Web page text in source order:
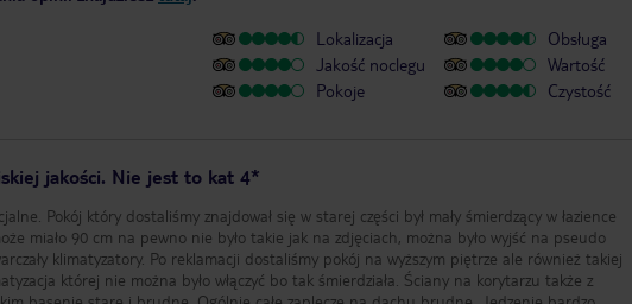
Lokalizacja
Jakość noclegu
Pokoje
Obsługa
Wartość
Czystość
jakości. Nie jest to kat 4*
Pokój który dostaliśmy znajdował się w starej części był mały śmierdzący w łazience
miało 90 cm na pewno nie było takie jak na zdjęciach, można było wyjść na pseudo
klimatyzatory. Po reklamacji dostaliśmy pokój na wyższym piętrze ale również takiej
której nie można było włączyć bo tak śmierdziała. Ściany na korytarzu także z